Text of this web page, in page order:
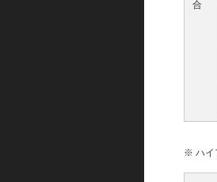
合
※ ハイ